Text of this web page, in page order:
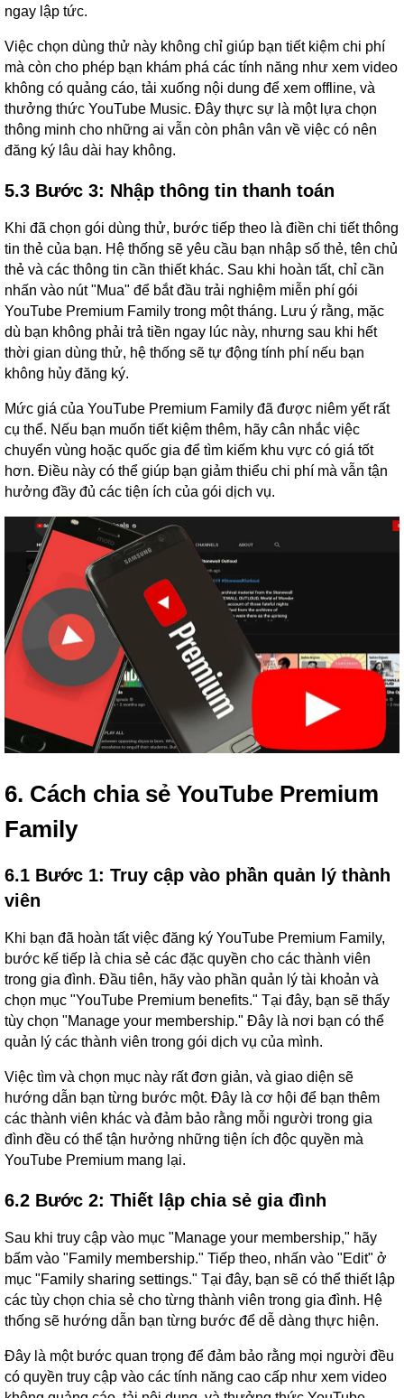
ngay lập tức.
Việc chọn dùng thử này không chỉ giúp bạn tiết kiệm chi phí
mà còn cho phép bạn khám phá các tính năng như xem video
không có quảng cáo, tải xuống nội dung để xem offline, và
thưởng thức YouTube Music. Đây thực sự là một lựa chọn
thông minh cho những ai vẫn còn phân vân về việc có nên
đăng ký lâu dài hay không.
5.3 Bước 3: Nhập thông tin thanh toán
Khi đã chọn gói dùng thử, bước tiếp theo là điền chi tiết thông
tin thẻ của bạn. Hệ thống sẽ yêu cầu bạn nhập số thẻ, tên chủ
thẻ và các thông tin cần thiết khác. Sau khi hoàn tất, chỉ cần
nhấn vào nút "Mua" để bắt đầu trải nghiệm miễn phí gói
YouTube Premium Family trong một tháng. Lưu ý rằng, mặc
dù bạn không phải trả tiền ngay lúc này, nhưng sau khi hết
thời gian dùng thử, hệ thống sẽ tự động tính phí nếu bạn
không hủy đăng ký.
Mức giá của YouTube Premium Family đã được niêm yết rất
cụ thể. Nếu bạn muốn tiết kiệm thêm, hãy cân nhắc việc
chuyển vùng hoặc quốc gia để tìm kiếm khu vực có giá tốt
hơn. Điều này có thể giúp bạn giảm thiểu chi phí mà vẫn tận
hưởng đầy đủ các tiện ích của gói dịch vụ.
6. Cách chia sẻ YouTube Premium
Family
6.1 Bước 1: Truy cập vào phần quản lý thành
viên
Khi bạn đã hoàn tất việc đăng ký YouTube Premium Family,
bước kế tiếp là chia sẻ các đặc quyền cho các thành viên
trong gia đình. Đầu tiên, hãy vào phần quản lý tài khoản và
chọn mục "YouTube Premium benefits." Tại đây, bạn sẽ thấy
tùy chọn "Manage your membership." Đây là nơi bạn có thể
quản lý các thành viên trong gói dịch vụ của mình.
Việc tìm và chọn mục này rất đơn giản, và giao diện sẽ
hướng dẫn bạn từng bước một. Đây là cơ hội để bạn thêm
các thành viên khác và đảm bảo rằng mỗi người trong gia
đình đều có thể tận hưởng những tiện ích độc quyền mà
YouTube Premium mang lại.
6.2 Bước 2: Thiết lập chia sẻ gia đình
Sau khi truy cập vào mục "Manage your membership," hãy
bấm vào "Family membership." Tiếp theo, nhấn vào "Edit" ở
mục "Family sharing settings." Tại đây, bạn sẽ có thể thiết lập
các tùy chọn chia sẻ cho từng thành viên trong gia đình. Hệ
thống sẽ hướng dẫn bạn từng bước để dễ dàng thực hiện.
Đây là một bước quan trọng để đảm bảo rằng mọi người đều
có quyền truy cập vào các tính năng cao cấp như xem video